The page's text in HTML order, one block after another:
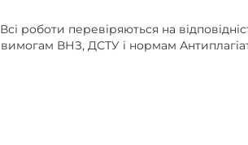
Всі роботи перевіряються на
вимогам ВНЗ, ДСТУ і нормам